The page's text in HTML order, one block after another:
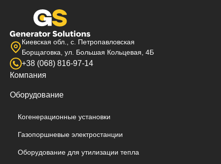
Киевская обл., с. Петропавловская
Борщаговка, ул. Большая Кольцевая, 4Б
+38 (068) 816-97-14
Компания
Оборудование
Когенерационные установки
Газопоршневые электростанции
Оборудование для утилизации тепла